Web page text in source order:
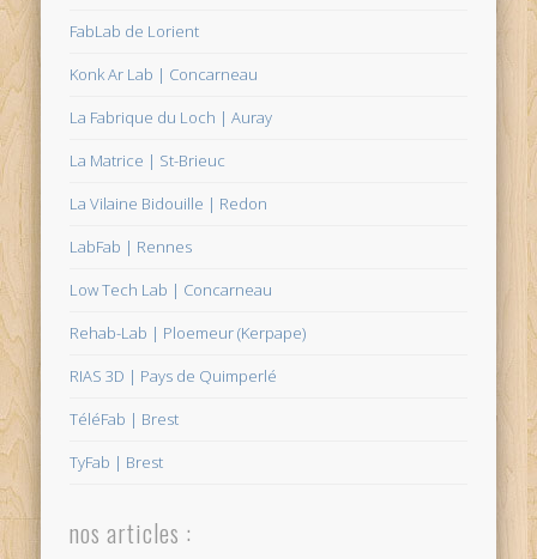
FabLab de Lorient
Konk Ar Lab | Concarneau
La Fabrique du Loch | Auray
La Matrice | St-Brieuc
La Vilaine Bidouille | Redon
LabFab | Rennes
Low Tech Lab | Concarneau
Rehab-Lab | Ploemeur (Kerpape)
RIAS 3D | Pays de Quimperlé
TéléFab | Brest
TyFab | Brest
nos articles :